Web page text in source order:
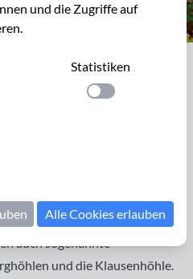
bei
andere Flüsse haben das
von
, der Geyersley und der
auch sogenannte
und die Klausenhöhle.
und die Zugriffe auf
Statistiken
Einstellung
Alle Cookies erlauben